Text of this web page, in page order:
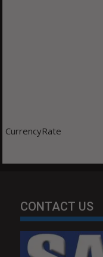
CurrencyRate
CONTACT US